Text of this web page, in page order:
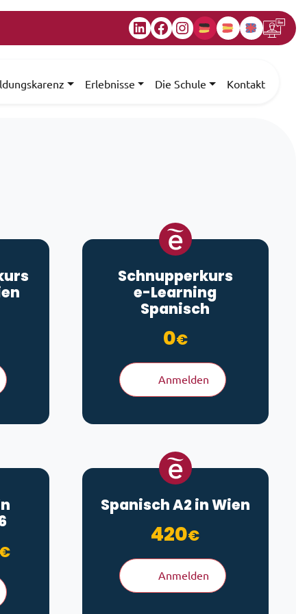
LinkedIn
Facebook
Instagram
Erlebnisse Die Schule Kontakt
Schnupperkurs
e-Learning
Spanisch
0€
Anmelden
€Preisspanne: 120€ bis 210€
Spanisch A2 in Wien
420€
Anmelden